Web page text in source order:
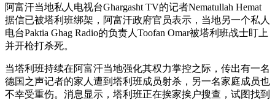
阿富汗当地私人电视台Ghargasht TV的记者Nematullah Hemat
据信已被塔利班绑架，阿富汗政府官员表示，当地另一个私人
电台Paktia Ghag Radio的负责人Toofan Omar被塔利班战士盯上
并开枪打杀死。
当塔利班持续在阿富汗当地强化其权力掌控之际，传出有一名
德国之声记者的家人遭到塔利班成员射杀，另一名家庭成员也
不幸受重伤。消息显示，塔利班正在挨家挨户搜查，试图找到